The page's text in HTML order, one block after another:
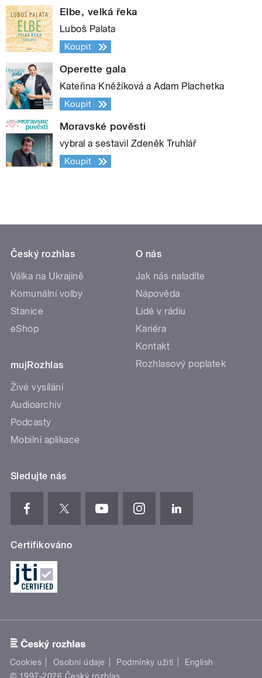
Elbe, velká řeka
Luboš Palata
Koupit
Operette gala
Kateřina Kněžíková a Adam Plachetka
Koupit
Moravské pověsti
vybral a sestavil Zdeněk Truhlář
Koupit
Český rozhlas
Válka na Ukrajině
Komunální volby
Stanice
eShop
mujRozhlas
Živé vysílání
Audioarchiv
Podcasty
Mobilní aplikace
O nás
Jak nás naladíte
Nápověda
Lidé v rádiu
Kariéra
Kontakt
Rozhlasový poplatek
Sledujte nás
Certifikováno
Cookies Osobní údaje Podmínky užití
English
© 1997-2026 Český rozhlas